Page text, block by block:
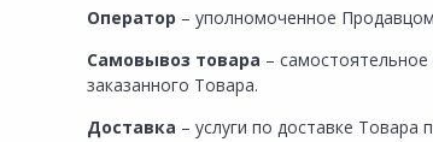
Сад и огород
Оператор – уполномоченное
Самовывоз товара –
заказанного Товара.
Доставка – услуги по доставке